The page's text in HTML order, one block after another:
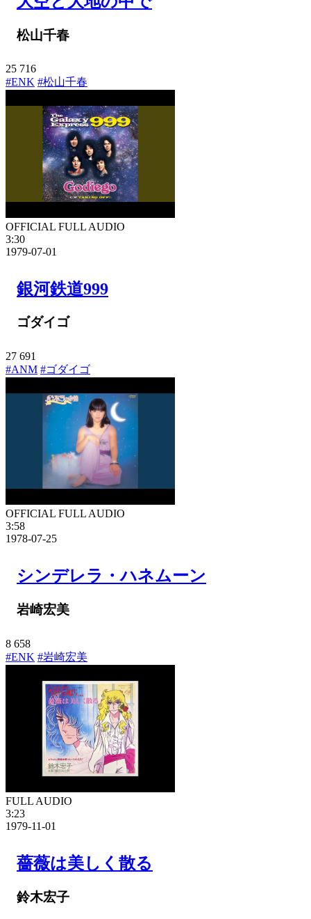
松山千春
25 716
#ENK #松山千春
OFFICIAL FULL AUDIO
3:30
1979-07-01
銀河鉄道999
ゴダイゴ
27 691
#ANM #ゴダイゴ
OFFICIAL FULL AUDIO
3:58
1978-07-25
シンデレラ・ハネムーン
岩崎宏美
8 658
#ENK #岩崎宏美
FULL AUDIO
3:23
1979-11-01
薔薇は美しく散る
鈴木宏子